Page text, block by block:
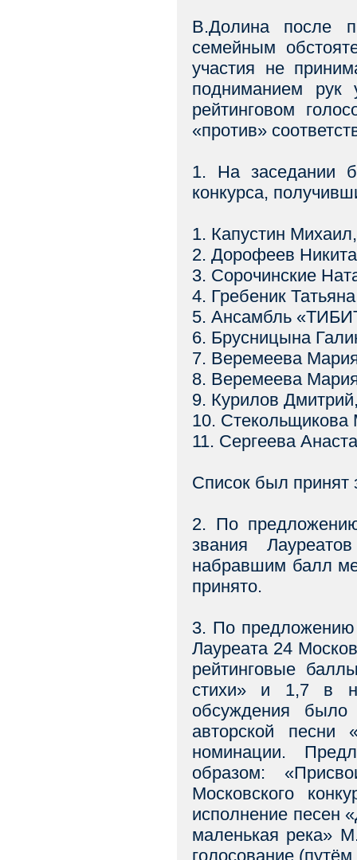
В.Долина после
семейным
участия не
подниманием рук
рейтинговом
«против»
1. На заседании
конкурса,
1. Капустин
2. Дорофеев
3. Сорочинские
4. Гребеник
5. Ансамбль
6. Брусницына
7. Веремеева
8. Веремеева
9. Курилов
10.
11. Сергеева
Список был принят
2. По
звания
набравшим балл
принято.
3. По предложению
Лауреата 24
рейтинговые
стихи» и 1,7 в
обсуждения было
авторской
номинации.
образом:
Московского
исполнение песен
маленькая река»
голосование